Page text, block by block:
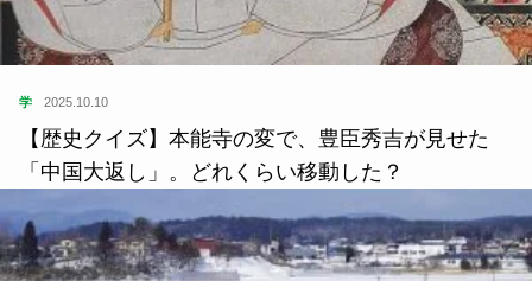
学 2025.10.10
【歴史クイズ】本能寺の変で、豊臣秀吉が見せた
「中国大返し」。どれくらい移動した？